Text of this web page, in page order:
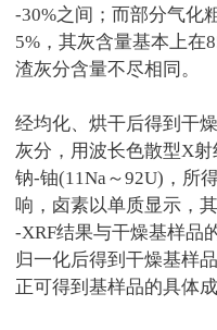
-30%之间；而部分气化
5% ，其灰含量基本上在
渣灰分含量不尽相同。
经均化、烘干后得到干
灰分，用波长色散型X射
钠-铀(11Na～92U) ，所
响，卤素以单质显示，
-XRF结果与干燥基样品
归一化后得到干燥基样
正可得到基样品的具体成